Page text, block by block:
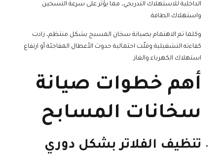
الداخلية للاستهلاك التدريجي، مما يؤثر على سرعة التسخين
واستهلاك الطاقة.
وكلما تم الاهتمام بصيانة سخان المسبح بشكل منتظم، زادت
كفاءته التشغيلية وقلّت احتمالية حدوث الأعطال المفاجئة أو ارتفاع
استهلاك الكهرباء والغاز.
أهم خطوات صيانة
سخانات المسابح
تنظيف الفلاتر بشكل دوري